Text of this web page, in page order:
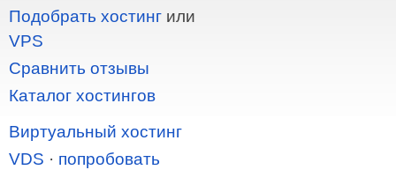
Подобрать хостинг или
VPS
Сравнить отзывы
Каталог хостингов
Виртуальный хостинг
VDS · попробовать